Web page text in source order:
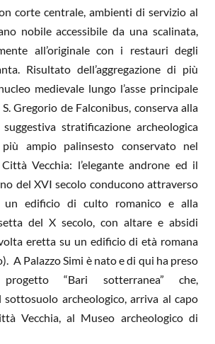
corte centrale, ambienti di servizio al
nobile accessibile da una scalinata,
all’originale con i restauri degli
Risultato dell’aggregazione di più
medievale lungo l’asse principale
Gregorio de Falconibus, conserva alla
stratificazione archeologica
ampio palinsesto conservato nel
Vecchia: l’elegante androne ed il
del XVI secolo conducono attraverso
un edificio di culto romanico e alla
del X secolo, con altare e absidi
eretta su un edificio di età romana
A Palazzo Simi è nato e di qui ha preso
“Bari sotterranea” che,
sottosuolo archeologico, arriva al capo
Vecchia, al Museo archeologico di